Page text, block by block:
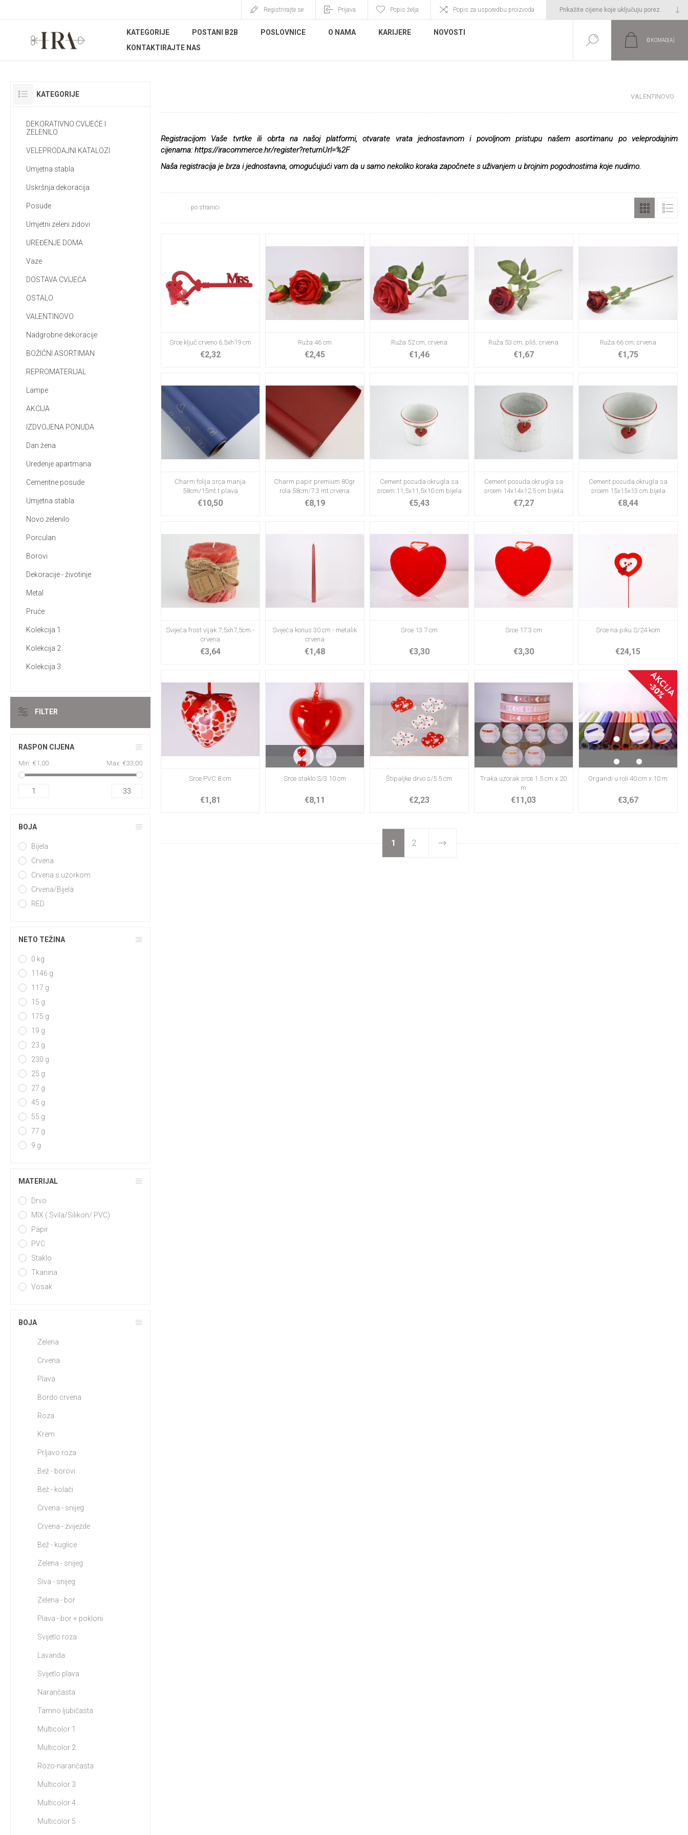
Registrirajte se Prijava Popis želja Popis za usporedbu proizvoda
KATEGORIJE POSTANI B2B POSLOVNICE O NAMA KARIJERE
NOVOSTI
KONTAKTIRAJTE NAS
0 KOMAD(A)
VALENTINOVO
Registracijom Vaše tvrtke ili obrta na našoj platformi, otvarate vrata jednostavnom i povoljnom pristupu našem asortimanu po veleprodajnim
cijenama:https://iracommerce.hr/register?returnUrl=%2F
Naša registracija je brza i jednostavna, omogućujući vam da u samo nekoliko koraka započnete s uživanjem u brojnim pogodnostima koje nudimo.
po stranici
Srce ključ crveno 6,5xh19 cm
€2,32
Ruža 46 cm
€2,45
Ruža 52 cm, crvena
€1,46
Ruža 53 cm; pliš; crvena
€1,67
Ruža 66 cm; crvena
€1,75
Charm folija srca manja
58cm/15mt t.plava
€10,50
Charm papir premium 80gr
rola 58cm/7.3 mt crvena
€8,19
Cement posuda okrugla sa
srcem 11,5x11,5x10 cm bijela
€5,43
Cement posuda okrugla sa
srcem 14x14x12,5 cm bijela
€7,27
Cement posuda okrugla sa
srcem 15x15x13 cm bijela
€8,44
Svijeća frost vijak 7,5xh7,5cm -
crvena
€3,64
Svijeća konus 30 cm - metalik
crvena
€1,48
Srce 13.7 cm
€3,30
Srce 17.3 cm
€3,30
Srce na piku S/24 kom
€24,15
Srce PVC 8 cm
€1,81
Srce staklo S/3 10 cm
€8,11
Štipaljke drvo s/5 5 cm
€2,23
Traka uzorak srce 1.5 cm x 20
m
€11,03
Organdi u roli 40 cm x 10 m
€3,67
1 2
KATEGORIJE
DEKORATIVNO CVIJEĆE I
ZELENILO
VELEPRODAJNI KATALOZI
Umjetna stabla
Uskršnja dekoracija
Posude
Umjetni zeleni zidovi
UREĐENJE DOMA
Vaze
DOSTAVA CVIJEĆA
OSTALO
VALENTINOVO
Nadgrobne dekoracije
BOŽIĆNI ASORTIMAN
REPROMATERIJAL
Lampe
AKCIJA
IZDVOJENA PONUDA
Dan žena
Uredenje apartmana
Cementne posude
Umjetna stabla
Novo zelenilo
Porculan
Borovi
Dekoracije - životinje
Metal
Pruće
Kolekcija 1
Kolekcija 2
Kolekcija 3
FILTER
RASPON CIJENA
Min: €1,00 Max: €33,00
1 33
BOJA
Bijela
Crvena
Crvena s uzorkom
Crvena/Bijela
RED
NETO TEŽINA
0 kg
1146 g
117 g
15 g
175 g
19 g
23 g
230 g
25 g
27 g
45 g
55 g
77 g
9 g
MATERIJAL
Drvo
MIX ( Svila/Silikon/ PVC)
Papir
PVC
Staklo
Tkanina
Vosak
BOJA
Zelena
Crvena
Plava
Bordo crvena
Roza
Krem
Prljavo roza
Bež - borovi
Bež - kolači
Crvena - snijeg
Crvena - zvijezde
Bež - kuglice
Zelena - snijeg
Siva - snijeg
Zelena - bor
Plava - bor + pokloni
Svijetlo roza
Lavanda
Svijetlo plava
Narančasta
Tamno ljubičasta
Multicolor 1
Multicolor 2
Rozo-narančasta
Multicolor 3
Multicolor 4
Multicolor 5